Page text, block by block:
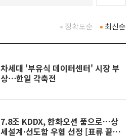
최신순
정확도순
차세대 '부유식 데이터센터' 시장 부
상⋯한일 각축전
7.8조 KDDX, 한화오션 품으로…상
세설계·선도함 우협 선정 [표류 끝